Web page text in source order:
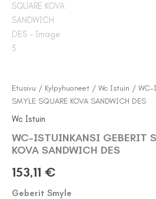
Etusivu / Kylpyhuoneet / Wc Istuin / WC-
SMYLE SQUARE KOVA SANDWICH DES
Wc Istuin
WC-ISTUINKANSI GEBERIT
KOVA SANDWICH DES
153,11 €
Geberit Smyle